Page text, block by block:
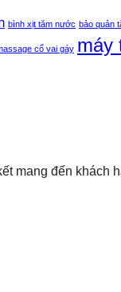
bình xịt tăm nước bảo quản
cổ vai gáy máy
mang đến khách